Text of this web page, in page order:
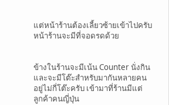
แต่หน้าร้านต้องเลี้ยวซ้ายเข้าไปครับ
หน้าร้านจะมีที่จอดรดด้วย
ข้างในร้านจะมีเน้น Counter นั่งกิน
และจะมีโต๊ะสำหรับมากันหลายคน
อยู่ไม่กี่โต๊ะครับ เข้ามาที่ร้านมีแต่
ลูกค้าคนญี่ปุ่น